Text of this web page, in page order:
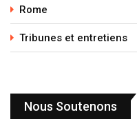
Rome
Tribunes et entretiens
Nous Soutenons